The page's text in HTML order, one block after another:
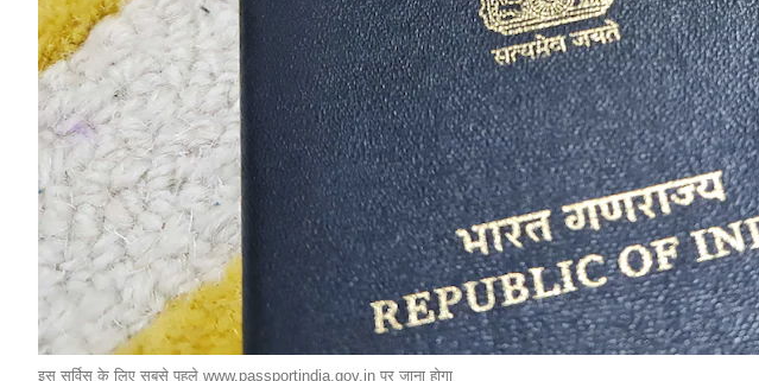
इस सर्विस के लिए सबसे पहले www.passportindia.gov.in पर जाना होगा